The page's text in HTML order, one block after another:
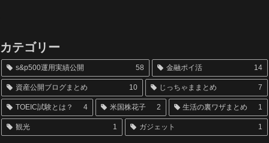
カテゴリー
s&p500運用実績公開 58 金融ポイ活 14
資産公開ブログまとめ 10 じっちゃままとめ 7
TOEIC試験とは？ 4 米国株花子 2 生活の裏ワザまとめ 1
観光 1 ガジェット 1